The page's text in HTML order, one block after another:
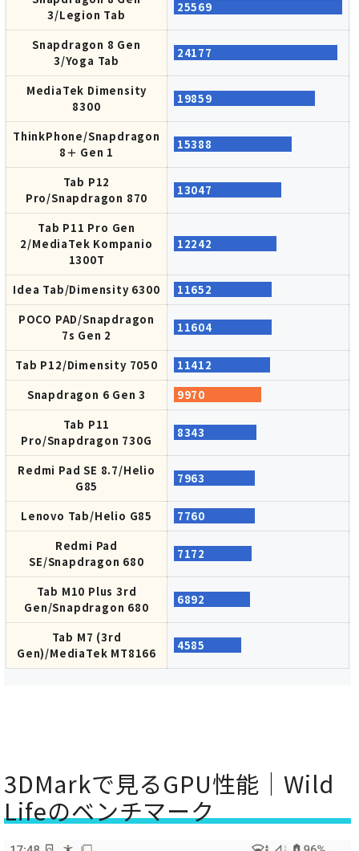
Helio
G85/Redmi
Pad SE 8.7
380
Helio
G85/Lenovo
Tab
369
Helio
G85/Redmi
Pad SE 8.7
712
Helio
G85/Lenovo
Tab
651
3/Legion Tab
25569
Snapdragon 8 Gen
3/Yoga Tab
24177
MediaTek Dimensity
8300
19859
ThinkPhone/Snapdragon
8＋ Gen 1
15388
Tab P12
Pro/Snapdragon 870
13047
Tab P11 Pro Gen
2/MediaTek Kompanio
1300T
12242
Idea Tab/Dimensity 6300
11652
POCO PAD/Snapdragon
7s Gen 2
11604
Tab P12/Dimensity 7050
11412
Snapdragon 6 Gen 3
9970
Tab P11
Pro/Snapdragon 730G
8343
Redmi Pad SE 8.7/Helio
G85
7963
Lenovo Tab/Helio G85
7760
Redmi Pad
SE/Snapdragon 680
7172
Tab M10 Plus 3rd
Gen/Snapdragon 680
6892
Tab M7 (3rd
Gen)/MediaTek MT8166
4585
3DMarkで見るGPU性能｜Wild
Lifeのベンチマーク